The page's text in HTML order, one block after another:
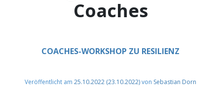
Coaches
COACHES-WORKSHOP ZU RESILIENZ
Veröffentlicht am 25.10.2022 (23.10.2022)von Sebastian Dorn